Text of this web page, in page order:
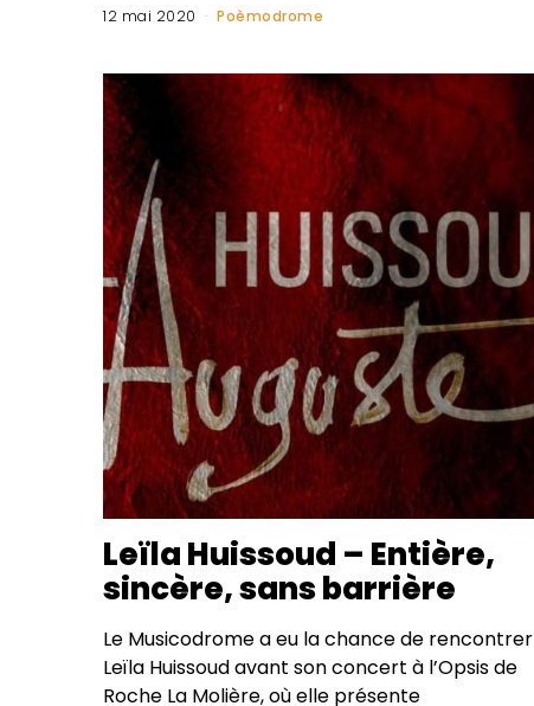
12 mai 2020 Poèmodrome
Leïla Huissoud – Entière,
sincère, sans barrière
Le Musicodrome a eu la chance de rencontrer
Leïla Huissoud avant son concert à l’Opsis de
Roche La Molière, où elle présente